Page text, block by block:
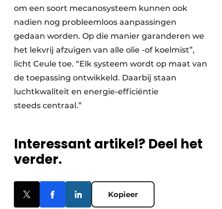
om een soort mecanosysteem kunnen ook
nadien nog probleemloos aanpassingen
gedaan worden. Op die manier garanderen we
het lekvrij afzuigen van alle olie -of koelmist”,
licht Ceule toe. “Elk systeem wordt op maat van
de toepassing ontwikkeld. Daarbij staan
luchtkwaliteit en energie-efficiëntie
steeds centraal.”
Interessant artikel? Deel het
verder.
Kopieer